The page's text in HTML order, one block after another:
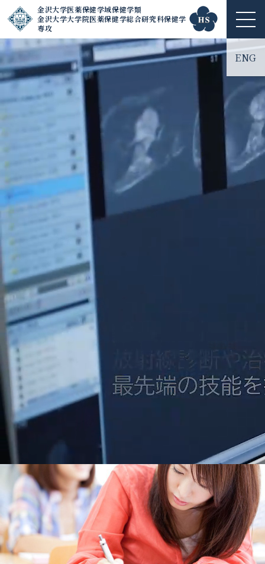
金沢大学医薬保健学域保健学類
金沢大学大学院医薬保健学総合研究科保健学
専攻
ME
NU
ENG